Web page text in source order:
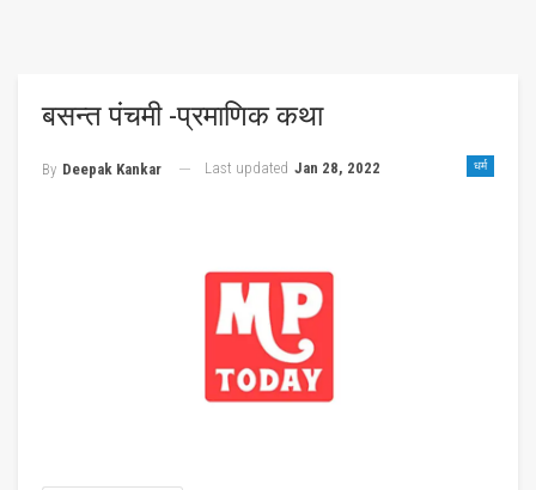
बसन्त पंचमी -प्रमाणिक कथा
धर्म
By Deepak Kankar Last updated Jan 28, 2022